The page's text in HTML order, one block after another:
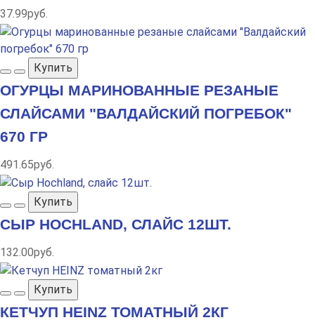
37.99руб.
Купить
ОГУРЦЫ МАРИНОВАННЫЕ РЕЗАНЫЕ
СЛАЙСАМИ "ВАЛДАЙСКИЙ ПОГРЕБОК"
670 ГР
491.65руб.
Купить
СЫР HOCHLAND, СЛАЙС 12ШТ.
132.00руб.
Купить
КЕТЧУП HEINZ ТОМАТНЫЙ 2КГ